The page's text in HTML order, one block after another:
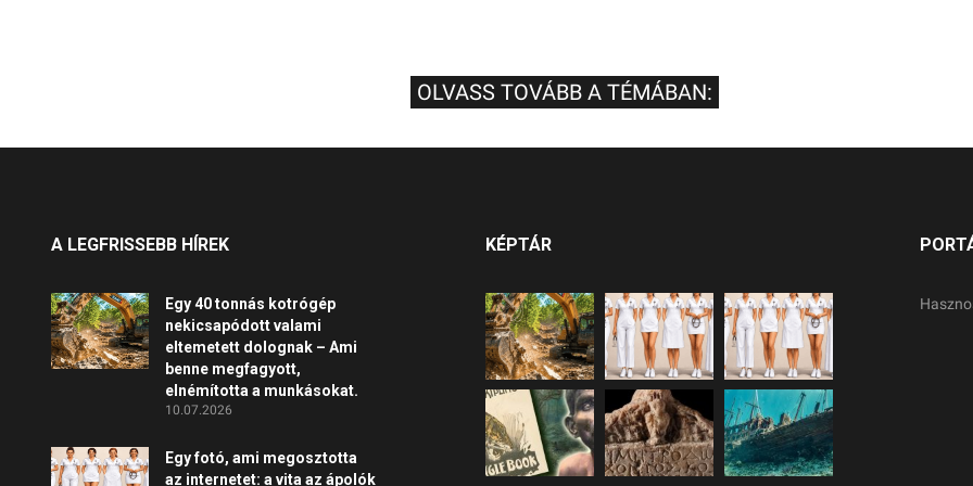
OLVASS TOVÁBB A TÉMÁBAN:
A LEGFRISSEBB HÍREK
Egy 40 tonnás kotrógép
nekicsapódott valami
eltemetett dolognak – Ami
benne megfagyott,
elnémította a munkásokat.
10.07.2026
Egy fotó, ami megosztotta
az internetet: a vita az ápolók
KÉPTÁR